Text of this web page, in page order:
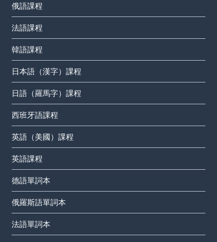
俄語課程
法語課程
韓語課程
日本語（漢字）課程
日語（羅馬字）課程
西班牙語課程
英語（美國）課程
英語課程
德語單詞本
俄羅斯語單詞本
法語單詞本